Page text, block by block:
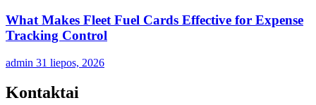
What Makes Fleet Fuel Cards Effective for Expense
Tracking Control
admin 31 liepos, 2026
Kontaktai